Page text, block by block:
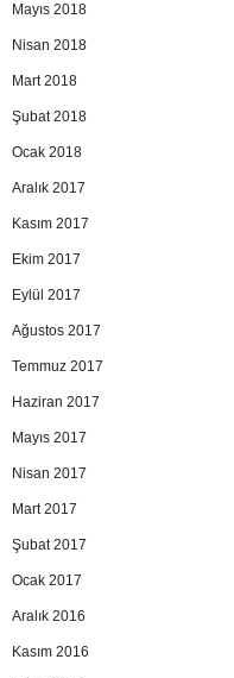
Mayıs 2018
Nisan 2018
Mart 2018
Şubat 2018
Ocak 2018
Aralık 2017
Kasım 2017
Ekim 2017
Eylül 2017
Ağustos 2017
Temmuz 2017
Haziran 2017
Mayıs 2017
Nisan 2017
Mart 2017
Şubat 2017
Ocak 2017
Aralık 2016
Kasım 2016